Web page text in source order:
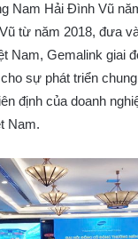
Nam Hải Đình Vũ
từ năm 2018, đưa
Nam, Gemalink giai
sự phát triển
định của doanh
Nam.